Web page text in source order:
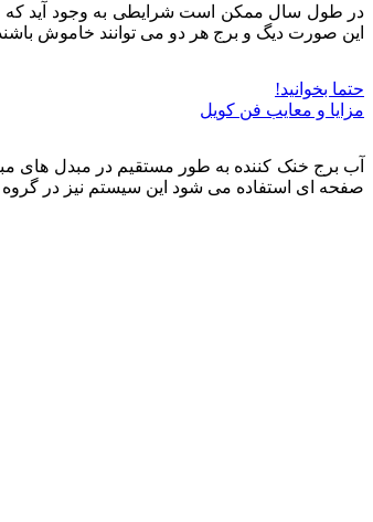
در طول سال ممکن است شرایطی به وجود آید که
این صورت دیگ و برج هر دو می توانند خاموش
حتما بخوانید!
مزایا و معایب فن کویل
آب برج خنک کننده به طور مستقیم در مبدل های
صفحه ای استفاده می شود این سیستم نیز در گروه